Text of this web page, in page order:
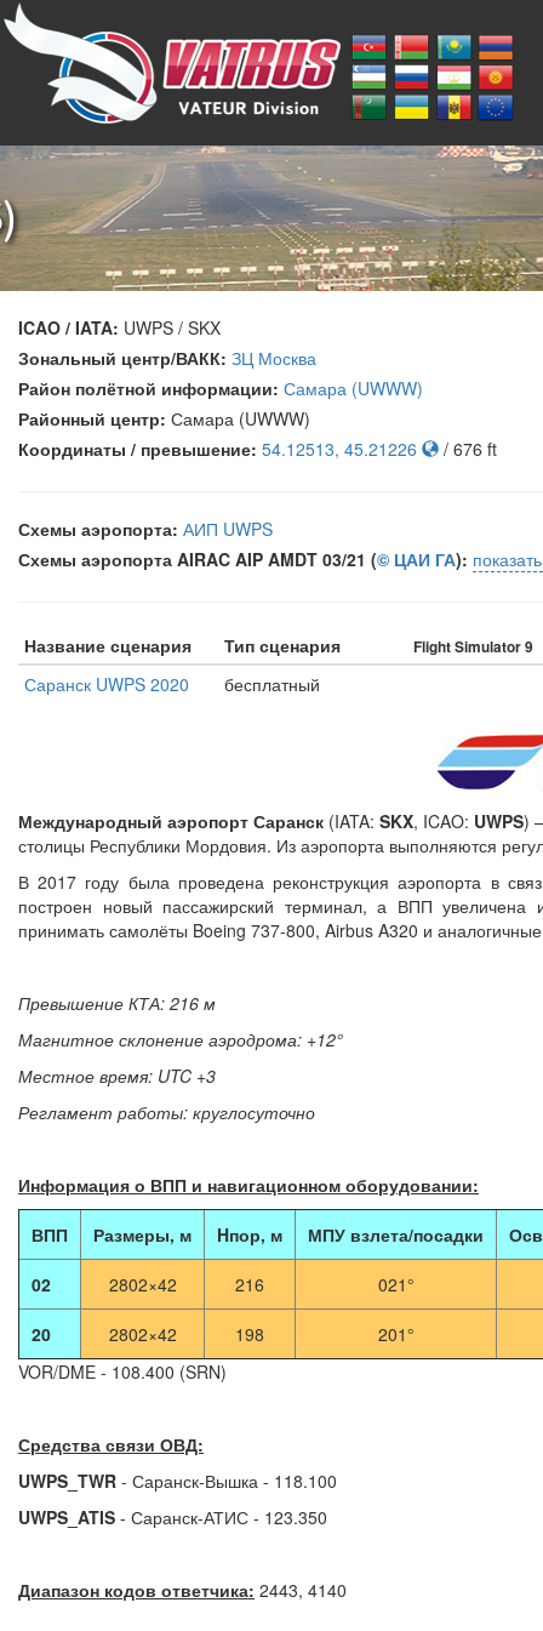
ICAO / IATA: UWPS / SKX
Зональный центр/ВАКК: ЗЦ Москва
Район полётной информации: Самара (UWWW)
Районный центр: Самара (UWWW)
Координаты / превышение: 54.12513, 45.21226 / 676 ft
Схемы аэропорта: АИП UWPS
Схемы аэропорта AIRAC AIP AMDT 03/21 (© ЦАИ ГА):
Название сценария Тип сценария Flight Simulator 9
Саранск UWPS 2020 бесплатный
Международный аэропорт Саранск (IATA: SKX, ICAO: UWPS)
столицы Республики Мордовия. Из аэропорта выполняются
В 2017 году была проведена реконструкция аэропорта в
построен новый пассажирский терминал, а ВПП увеличена
принимать самолёты Boeing 737-800, Airbus A320 и
Превышение КТА: 216 м
Магнитное склонение аэродрома: +12°
Местное время: UTC +3
Регламент работы: круглосуточно
Информация о ВПП и навигационном оборудовании:
ВПП Размеры, м Hпор, м МПУ взлета/посадки
02 2802×42 216 021°
20 2802×42 198
201°
VOR/DME - 108.400 (SRN)
Средства связи ОВД:
UWPS_TWR - Саранск-Вышка - 118.100
UWPS_ATIS - Саранск-АТИС - 123.350
Диапазон кодов ответчика: 2443, 4140